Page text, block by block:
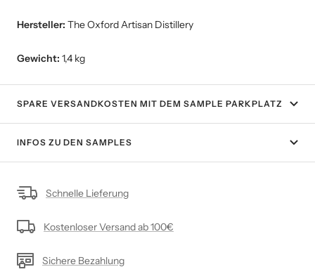
Hersteller: The Oxford Artisan Distillery
Gewicht: 1,4 kg
SPARE VERSANDKOSTEN MIT DEM SAMPLE PARKPLATZ
INFOS ZU DEN SAMPLES
Schnelle Lieferung
Kostenloser Versand ab 100€
Sichere Bezahlung